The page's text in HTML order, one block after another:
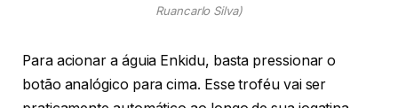
Ruancarlo Silva)
Para acionar a águia Enkidu, basta pressionar o
botão analógico para cima. Esse troféu vai ser